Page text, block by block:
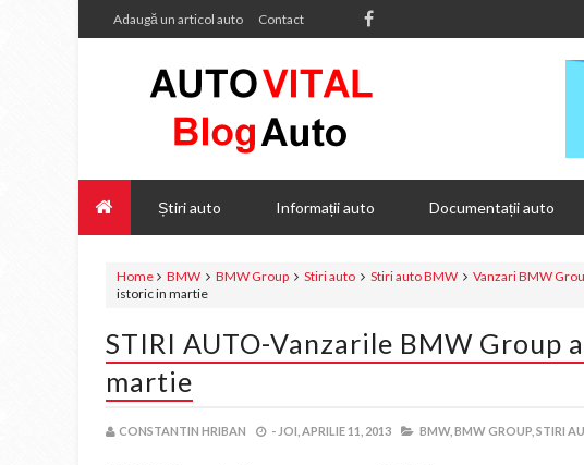
Adaugă un articol auto Contact
Știri auto Informații auto Documentații auto
Home BMW BMW Group Stiri auto Stiri auto BMW Vanzari BMW
istoric in martie
STIRI AUTO-Vanzarile BMW Group
martie
CONSTANTIN HRIBAN - JOI, APRILIE 11, 2013 BMW, BMW GROUP, STIRI